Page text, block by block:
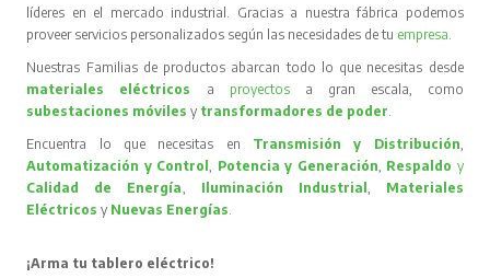
líderes en el mercado industrial. Gracias a nuestra fábrica podemos
proveer servicios personalizados según las necesidades de tu empresa
Nuestras Familias de productos abarcan todo lo que necesitas desde
materiales eléctricos
a proyectos
a gran escala, como
subestaciones móvilesy transformadores de poder
Encuentra lo que necesitas en Transmisión y Distribución
Automatización y Control
Potencia y Generación Respaldo y
Calidad de Energía
Iluminación Industrial
Materiales
Eléctricos y Nuevas Energías
¡Arma tu tablero eléctrico!